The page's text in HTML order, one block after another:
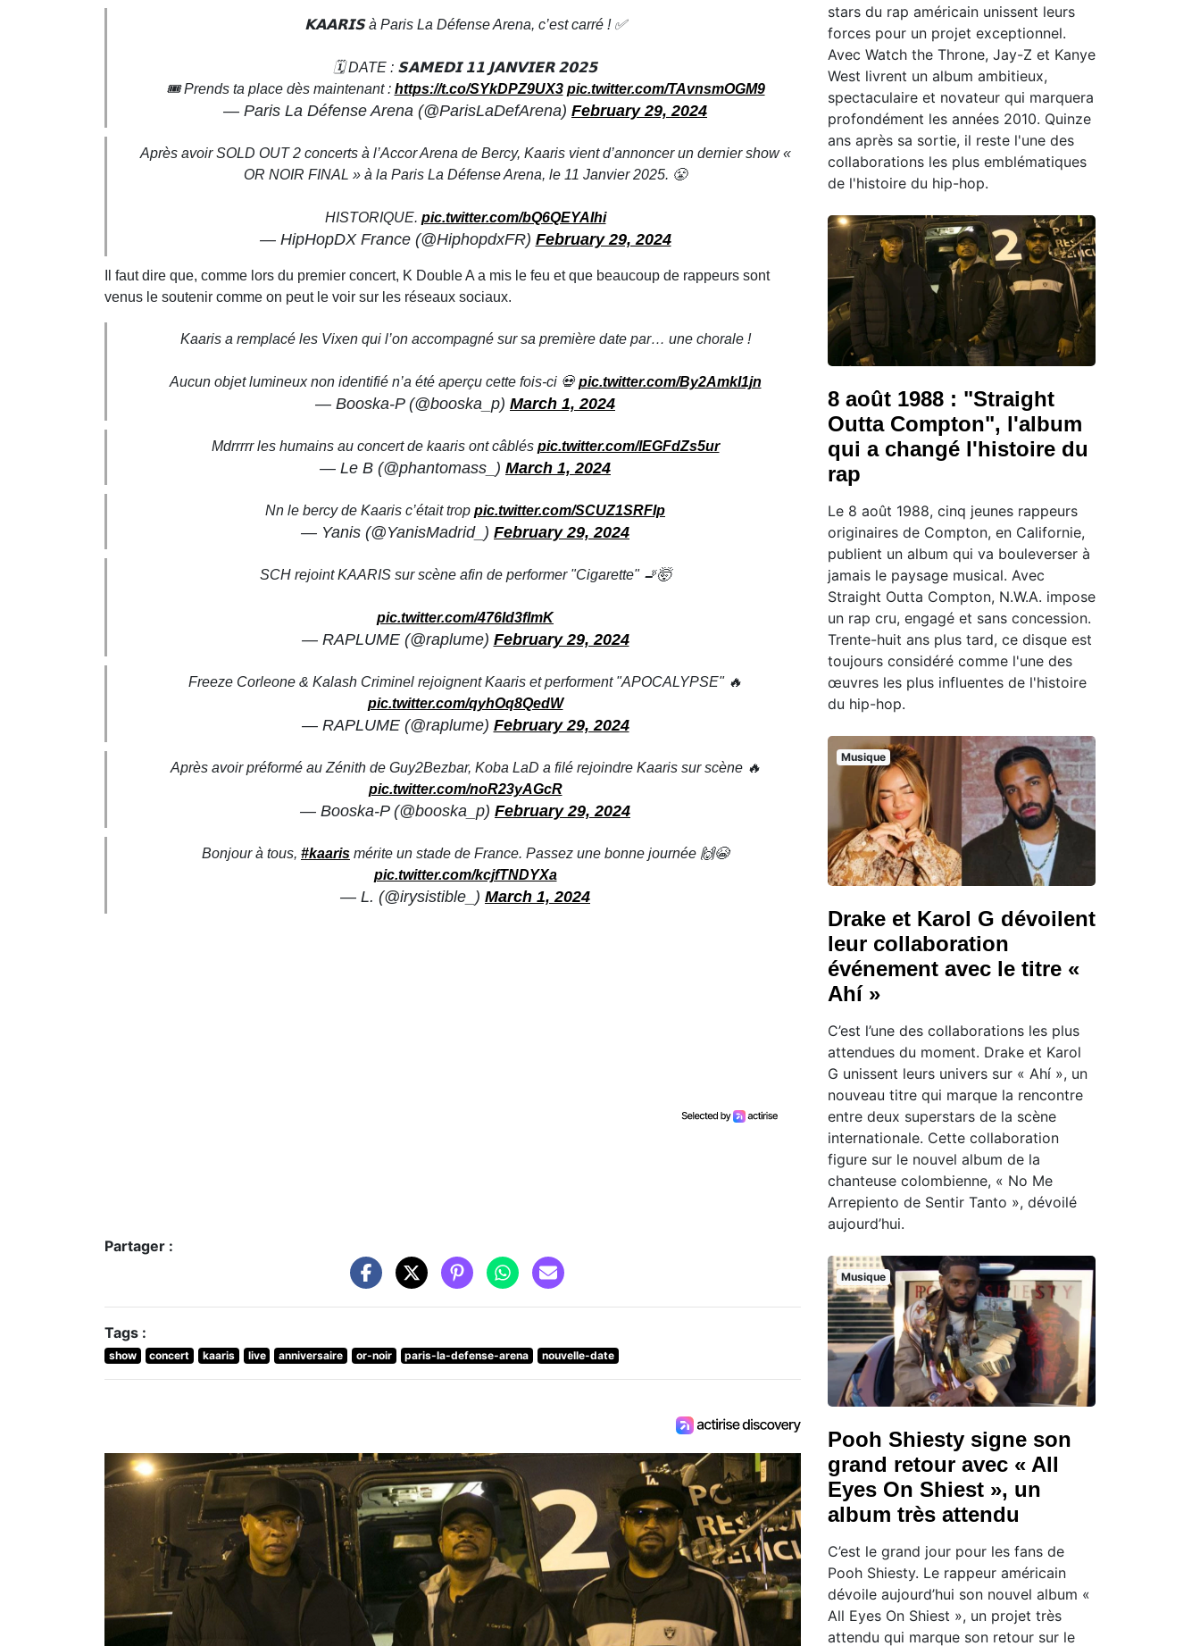
𝗞𝗔𝗔𝗥𝗜𝗦 à Paris La Défense Arena, c’est carré ! ✅
🗓️ DATE : 𝗦𝗔𝗠𝗘𝗗𝗜 𝟭𝟭 𝗝𝗔𝗡𝗩𝗜𝗘𝗥 𝟮𝟬𝟮𝟱
🎟️ Prends ta place dès maintenant : https://t.co/SYkDPZ9UX3 pic.twitter.com/TAvnsmOGM9
— Paris La Défense Arena (@ParisLaDefArena) February 29, 2024
Après avoir SOLD OUT 2 concerts à l’Accor Arena de Bercy, Kaaris vient d’annoncer un dernier show «
OR NOIR FINAL » à la Paris La Défense Arena, le 11 Janvier 2025. 😤
HISTORIQUE. pic.twitter.com/bQ6QEYAIhi
— HipHopDX France (@HiphopdxFR) February 29, 2024
Il faut dire que, comme lors du premier concert, K Double A a mis le feu et que beaucoup de rappeurs sont
venus le soutenir comme on peut le voir sur les réseaux sociaux.
Kaaris a remplacé les Vixen qui l’on accompagné sur sa première date par… une chorale !
Aucun objet lumineux non identifié n’a été aperçu cette fois-ci 💀pic.twitter.com/By2AmkI1jn
— Booska-P (@booska_p) March 1, 2024
Mdrrrrr les humains au concert de kaaris ont câblés pic.twitter.com/lEGFdZs5ur
— Le B (@phantomass_) March 1, 2024
Nn le bercy de Kaaris c’était trop pic.twitter.com/SCUZ1SRFIp
— Yanis (@YanisMadrid_) February 29, 2024
SCH rejoint KAARIS sur scène afin de performer "Cigarette" 🚬🤯
pic.twitter.com/476Id3flmK
— RAPLUME (@raplume) February 29, 2024
Freeze Corleone & Kalash Criminel rejoignent Kaaris et performent "APOCALYPSE" 🔥
pic.twitter.com/qyhOq8QedW
— RAPLUME (@raplume) February 29, 2024
Après avoir préformé au Zénith de Guy2Bezbar, Koba LaD a filé rejoindre Kaaris sur scène 🔥
pic.twitter.com/noR23yAGcR
— Booska-P (@booska_p) February 29, 2024
Bonjour à tous, #kaaris mérite un stade de France. Passez une bonne journée 🙌😭
pic.twitter.com/kcjfTNDYXa
— L. (@irysistible_) March 1, 2024
Partager :
Tags :
show concert kaaris live anniversaire or-noir paris-la-defense-arena nouvelle-date
stars du rap américain unissent leurs
forces pour un projet exceptionnel.
Avec Watch the Throne, Jay-Z et Kanye
West livrent un album ambitieux,
spectaculaire et novateur qui marquera
profondément les années 2010. Quinze
ans après sa sortie, il reste l'une des
collaborations les plus emblématiques
de l'histoire du hip-hop.
8 août 1988 : "Straight
Outta Compton", l'album
qui a changé l'histoire du
rap
Le 8 août 1988, cinq jeunes rappeurs
originaires de Compton, en Californie,
publient un album qui va bouleverser à
jamais le paysage musical. Avec
Straight Outta Compton, N.W.A. impose
un rap cru, engagé et sans concession.
Trente-huit ans plus tard, ce disque est
toujours considéré comme l'une des
œuvres les plus influentes de l'histoire
du hip-hop.
Musique
Drake et Karol G dévoilent
leur collaboration
événement avec le titre «
Ahí »
C’est l’une des collaborations les plus
attendues du moment. Drake et Karol
G unissent leurs univers sur « Ahí », un
nouveau titre qui marque la rencontre
entre deux superstars de la scène
internationale. Cette collaboration
figure sur le nouvel album de la
chanteuse colombienne, « No Me
Arrepiento de Sentir Tanto », dévoilé
aujourd’hui.
Musique
Pooh Shiesty signe son
grand retour avec « All
Eyes On Shiest », un
album très attendu
C’est le grand jour pour les fans de
Pooh Shiesty. Le rappeur américain
dévoile aujourd’hui son nouvel album «
All Eyes On Shiest », un projet très
attendu qui marque son retour sur le